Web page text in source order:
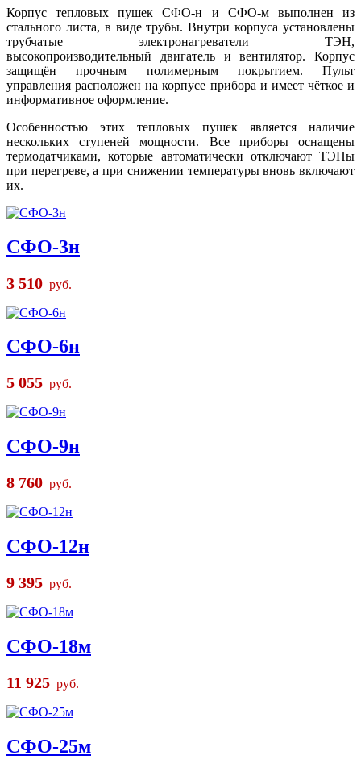
Корпус тепловых пушек СФО-н и СФО-м выполнен из
стального листа, в виде трубы. Внутри корпуса установлены
трубчатые электронагреватели ТЭН,
высокопроизводительный двигатель и вентилятор. Корпус
защищён прочным полимерным покрытием. Пульт
управления расположен на корпусе прибора и имеет чёткое и
информативное оформление.
Особенностью этих тепловых пушек является наличие
нескольких ступеней мощности. Все приборы оснащены
термодатчиками, которые автоматически отключают ТЭНы
при перегреве, а при снижении температуры вновь включают
их.
СФО-3н
3 510 руб.
СФО-6н
5 055 руб.
СФО-9н
8 760 руб.
СФО-12н
9 395 руб.
СФО-18м
11 925 руб.
СФО-25м